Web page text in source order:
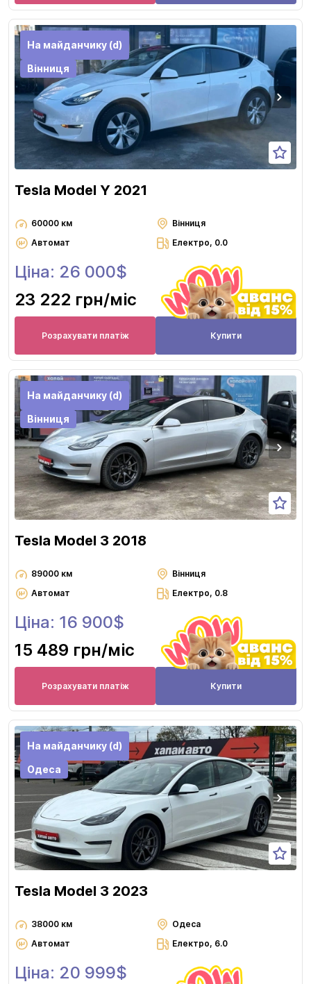
На майданчику (d)
Вінниця
Tesla Model Y 2021
60000 км
Вінниця
Автомат
Електро, 0.0
Ціна: 26 000$
23 222 грн/міс
Розрахувати платіж Купити
На майданчику (d)
Вінниця
Tesla Model 3 2018
89000 км
Вінниця
Автомат
Електро, 0.8
Ціна: 16 900$
15 489 грн/міс
Розрахувати платіж Купити
На майданчику (d)
Одеса
Tesla Model 3 2023
38000 км
Одеса
Автомат
Електро, 6.0
Ціна: 20 999$